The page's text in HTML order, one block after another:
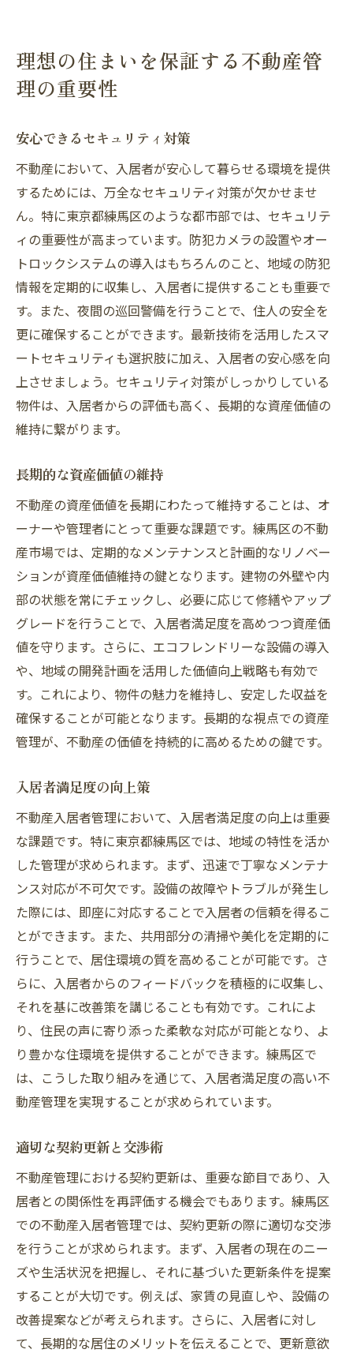
理想の住まいを保証する不動産管
理の重要性
安心できるセキュリティ対策
不動産において、入居者が安心して暮らせる環境を提供
するためには、万全なセキュリティ対策が欠かせませ
ん。特に東京都練馬区のような都市部では、セキュリテ
ィの重要性が高まっています。防犯カメラの設置やオー
トロックシステムの導入はもちろんのこと、地域の防犯
情報を定期的に収集し、入居者に提供することも重要で
す。また、夜間の巡回警備を行うことで、住人の安全を
更に確保することができます。最新技術を活用したスマ
ートセキュリティも選択肢に加え、入居者の安心感を向
上させましょう。セキュリティ対策がしっかりしている
物件は、入居者からの評価も高く、長期的な資産価値の
維持に繋がります。
長期的な資産価値の維持
不動産の資産価値を長期にわたって維持することは、オ
ーナーや管理者にとって重要な課題です。練馬区の不動
産市場では、定期的なメンテナンスと計画的なリノベー
ションが資産価値維持の鍵となります。建物の外壁や内
部の状態を常にチェックし、必要に応じて修繕やアップ
グレードを行うことで、入居者満足度を高めつつ資産価
値を守ります。さらに、エコフレンドリーな設備の導入
や、地域の開発計画を活用した価値向上戦略も有効で
す。これにより、物件の魅力を維持し、安定した収益を
確保することが可能となります。長期的な視点での資産
管理が、不動産の価値を持続的に高めるための鍵です。
入居者満足度の向上策
不動産入居者管理において、入居者満足度の向上は重要
な課題です。特に東京都練馬区では、地域の特性を活か
した管理が求められます。まず、迅速で丁寧なメンテナ
ンス対応が不可欠です。設備の故障やトラブルが発生し
た際には、即座に対応することで入居者の信頼を得るこ
とができます。また、共用部分の清掃や美化を定期的に
行うことで、居住環境の質を高めることが可能です。さ
らに、入居者からのフィードバックを積極的に収集し、
それを基に改善策を講じることも有効です。これによ
り、住民の声に寄り添った柔軟な対応が可能となり、よ
り豊かな住環境を提供することができます。練馬区で
は、こうした取り組みを通じて、入居者満足度の高い不
動産管理を実現することが求められています。
適切な契約更新と交渉術
不動産管理における契約更新は、重要な節目であり、入
居者との関係性を再評価する機会でもあります。練馬区
での不動産入居者管理では、契約更新の際に適切な交渉
を行うことが求められます。まず、入居者の現在のニー
ズや生活状況を把握し、それに基づいた更新条件を提案
することが大切です。例えば、家賃の見直しや、設備の
改善提案などが考えられます。さらに、入居者に対し
て、長期的な居住のメリットを伝えることで、更新意欲